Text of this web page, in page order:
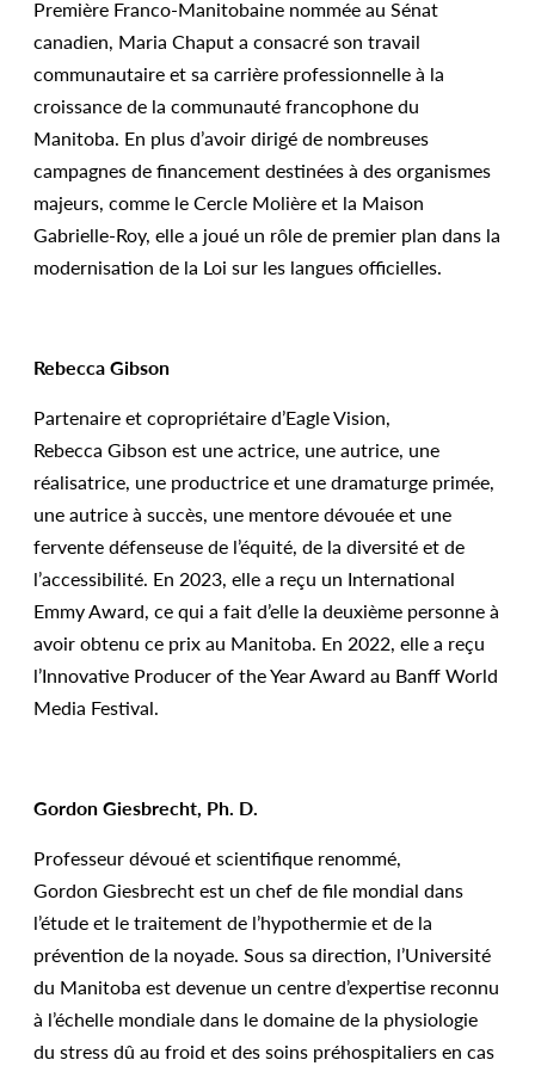
Première Franco-Manitobaine nommée au Sénat
canadien, Maria Chaput a consacré son travail
communautaire et sa carrière professionnelle à la
croissance de la communauté francophone du
Manitoba. En plus d’avoir dirigé de nombreuses
campagnes de financement destinées à des organismes
majeurs, comme le Cercle Molière et la Maison
Gabrielle-Roy, elle a joué un rôle de premier plan dans la
modernisation de la Loi sur les langues officielles.
Rebecca Gibson
Partenaire et copropriétaire d’Eagle Vision,
Rebecca Gibson est une actrice, une autrice, une
réalisatrice, une productrice et une dramaturge primée,
une autrice à succès, une mentore dévouée et une
fervente défenseuse de l’équité, de la diversité et de
l’accessibilité. En 2023, elle a reçu un International
Emmy Award, ce qui a fait d’elle la deuxième personne à
avoir obtenu ce prix au Manitoba. En 2022, elle a reçu
l’Innovative Producer of the Year Award au Banff World
Media Festival.
Gordon Giesbrecht, Ph. D.
Professeur dévoué et scientifique renommé,
Gordon Giesbrecht est un chef de file mondial dans
l’étude et le traitement de l’hypothermie et de la
prévention de la noyade. Sous sa direction, l’Université
du Manitoba est devenue un centre d’expertise reconnu
à l’échelle mondiale dans le domaine de la physiologie
du stress dû au froid et des soins préhospitaliers en cas